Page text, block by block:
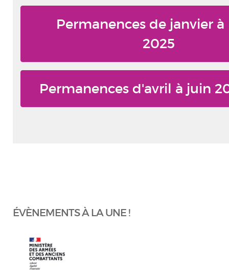
Permanences de janvier à
2025
Permanences d'avril à juin
ÉVÈNEMENTS À LA UNE !